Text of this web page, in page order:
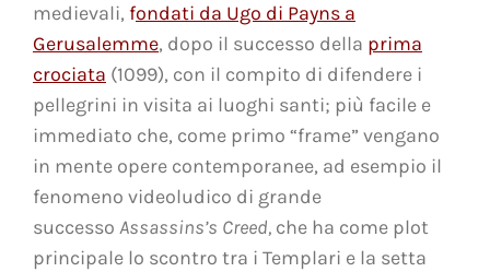
medievali, fondati da Ugo di Payns a
Gerusalemme, dopo il successo della prima
crociata (1099), con il compito di difendere i
pellegrini in visita ai luoghi santi; più facile e
immediato che, come primo “frame” vengano
in mente opere contemporanee, ad esempio il
fenomeno videoludico di grande
successo Assassins’s Creed, che ha come plot
principale lo scontro tra i Templari e la setta